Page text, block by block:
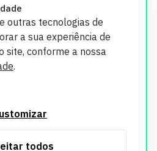
outras tecnologias de
a sua experiência de
site, conforme a nossa
.
todos
em nosso site são
fins de aprimoramento de
Política de Privacidade.